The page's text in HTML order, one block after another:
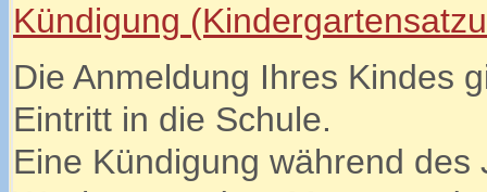
Kündigung
Die Anmeldung Ihres Kindes
Eintritt in die Schule.
Eine Kündigung während